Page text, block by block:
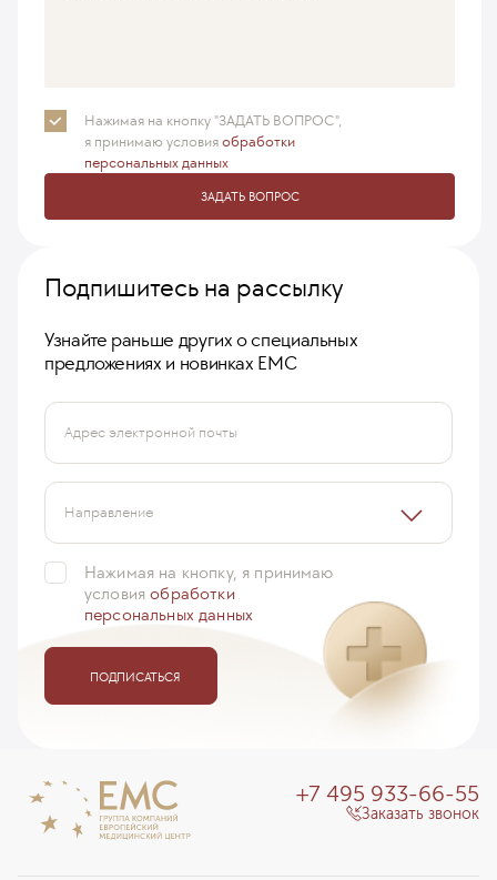
Нажимая на кнопку "ЗАДАТЬ ВОПРОС",
я принимаюусловияобработки
персональных данных
ЗАДАТЬ ВОПРОС
Подпишитесь на рассылку
Узнайте раньше других о специальных
предложениях и новинках ЕМС
Адрес электронной почты
Направление
Нажимая на кнопку, я принимаю
условияобработки
персональных данных
ПОДПИСАТЬСЯ
+7 495 933-66-55
Заказать звонок